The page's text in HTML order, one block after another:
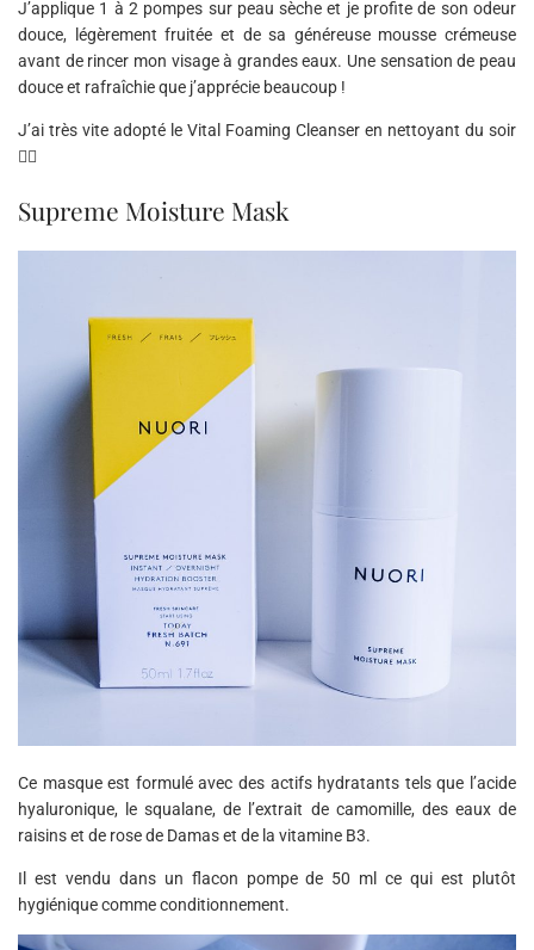
J’applique 1 à 2 pompes sur peau sèche et je profite de son odeur
douce, légèrement fruitée et de sa généreuse mousse crémeuse
avant de rincer mon visage à grandes eaux. Une sensation de peau
douce et rafraîchie que j’apprécie beaucoup !
J’ai très vite adopté le Vital Foaming Cleanser en nettoyant du soir
👍🏽
Supreme Moisture Mask
Ce masque est formulé avec des actifs hydratants tels que l’acide
hyaluronique, le squalane, de l’extrait de camomille, des eaux de
raisins et de rose de Damas et de la vitamine B3.
Il est vendu dans un flacon pompe de 50 ml ce qui est plutôt
hygiénique comme conditionnement.